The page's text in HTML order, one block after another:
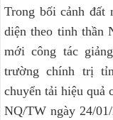
Trong bối cảnh đất
diện theo tinh thần
mới công tác
trường chính trị
chuyển tải hiệu quả
NQ/TW ngày 24/